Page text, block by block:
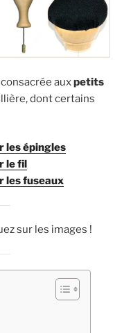
auxpetits
dont certains
les épingles
le fil
les fuseaux
sur les images !